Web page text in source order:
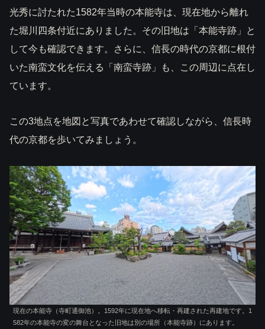
光秀に討たれた1582年当時の本能寺は、現在地から離れ
た堀川四条付近にありました。その旧地は「本能寺跡」と
して今も確認できます。さらに、信長の時代の京都に根付
いた南蛮文化を伝える「南蛮寺跡」も、この周辺に点在し
ています。
この3地点を地図と写真であわせて確認しながら、信長時
代の京都を歩いてみましょう。
現在の本能寺（寺町通御池）。1592年に現在地へ移転・再建された再建地です。1
582年の本能寺の変の舞台となった旧地は別の場所（本能寺跡）にあります。